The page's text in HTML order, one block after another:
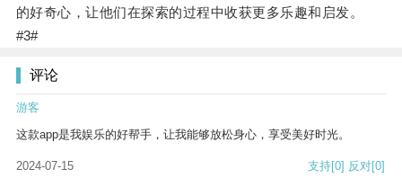
的好奇心，让他们在探索的过程中收获更多乐趣和启发。
#3#
评论
游客
这款app是我娱乐的好帮手，让我能够放松身心，享受美好时光。
2024-07-15 支持[0] 反对[0]